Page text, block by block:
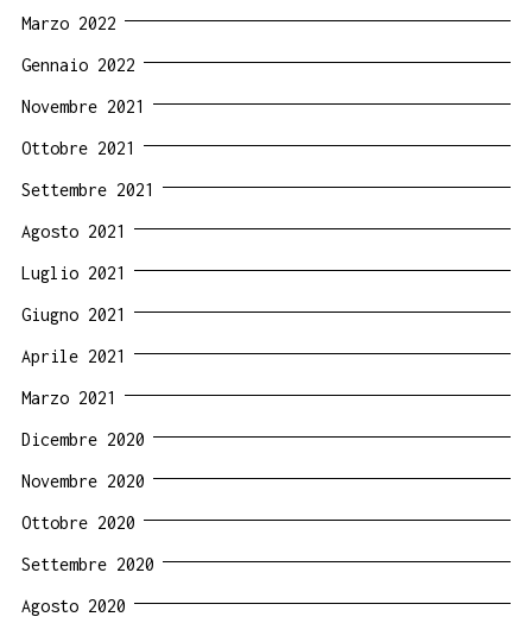
Marzo 2022
Gennaio 2022
Novembre 2021
Ottobre 2021
Settembre 2021
Agosto 2021
Luglio 2021
Giugno 2021
Aprile 2021
Marzo 2021
Dicembre 2020
Novembre 2020
Ottobre 2020
Settembre 2020
Agosto 2020